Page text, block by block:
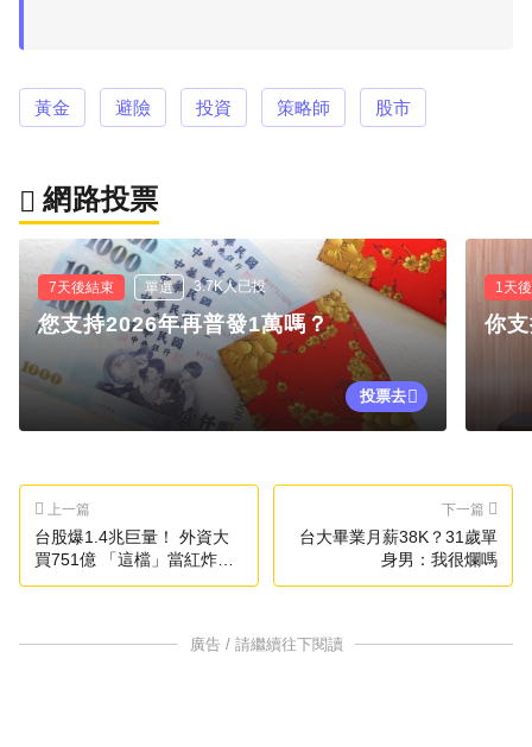
黃金 避險 投資 策略師 股市
網路投票
7天後結束 單選 3.7K人已投
您支持2026年再普發1萬嗎？
投票去
1天
你
上一篇
台股爆1.4兆巨量！ 外資大
買751億 「這檔」當紅炸子
雞砍最兇
下一篇
台大畢業月薪38K？31歲單
身男：我很爛嗎
廣告 / 請繼續往下閱讀